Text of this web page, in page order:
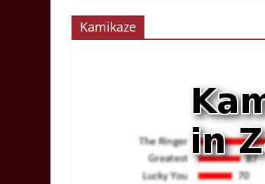
–
Musikblog
Übersetzungen,
Kamikaze